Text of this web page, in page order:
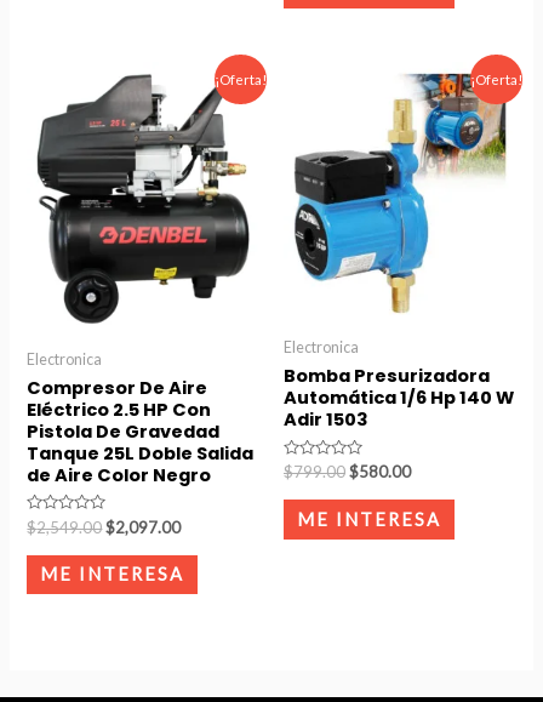
¡Oferta!
Electronica
Compresor De Aire
Eléctrico 2.5 HP Con
Pistola De Gravedad
Tanque 25L Doble Salida
de Aire Color Negro
Rated
0
out
$2,549.00
Original
price
$2,549.00.
$2,097.00
Current
price
is:
$2,097.00.
ME INTERESA
¡Oferta!
Electronica
Bomba Presurizadora
Automática 1/6 Hp 140 W
Adir 1503
Rated
0
out
$799.00
$799.00.
$580.00
Current
price
$580.00.
ME INTERESA